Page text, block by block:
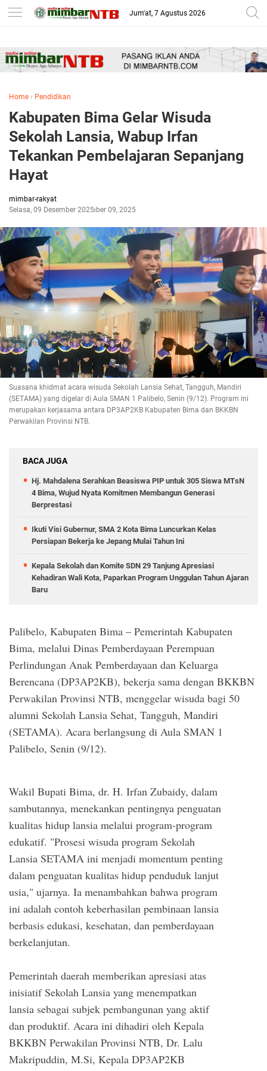
-->
Jum'at, 7 Agustus 2026
Home › Pendidikan
Kabupaten Bima Gelar Wisuda
Sekolah Lansia, Wabup Irfan
Tekankan Pembelajaran Sepanjang
Hayat
mimbar-rakyat
Selasa, 09 Desember 2025Desember 09, 2025
Suasana khidmat acara wisuda Sekolah Lansia Sehat, Tangguh, Mandiri
(SETAMA) yang digelar di Aula SMAN 1 Palibelo, Senin (9/12). Program ini
merupakan kerjasama antara DP3AP2KB Kabupaten Bima dan BKKBN
Perwakilan Provinsi NTB.
BACA JUGA
Hj. Mahdalena Serahkan Beasiswa PIP untuk 305 Siswa MTsN
4 Bima, Wujud Nyata Komitmen Membangun Generasi
Berprestasi
Ikuti Visi Gubernur, SMA 2 Kota Bima Luncurkan Kelas
Persiapan Bekerja ke Jepang Mulai Tahun Ini
Kepala Sekolah dan Komite SDN 29 Tanjung Apresiasi
Kehadiran Wali Kota, Paparkan Program Unggulan Tahun Ajaran
Baru
Palibelo, Kabupaten Bima – Pemerintah Kabupaten
Bima, melalui Dinas Pemberdayaan Perempuan
Perlindungan Anak Pemberdayaan dan Keluarga
Berencana (DP3AP2KB), bekerja sama dengan BKKBN
Perwakilan Provinsi NTB, menggelar wisuda bagi 50
alumni Sekolah Lansia Sehat, Tangguh, Mandiri
(SETAMA). Acara berlangsung di Aula SMAN 1
Palibelo, Senin (9/12).
Wakil Bupati Bima, dr. H. Irfan Zubaidy, dalam
sambutannya, menekankan pentingnya penguatan
kualitas hidup lansia melalui program-program
edukatif. "Prosesi wisuda program Sekolah
Lansia SETAMA ini menjadi momentum penting
dalam penguatan kualitas hidup penduduk lanjut
usia," ujarnya. Ia menambahkan bahwa program
ini adalah contoh keberhasilan pembinaan lansia
berbasis edukasi, kesehatan, dan pemberdayaan
berkelanjutan.
Pemerintah daerah memberikan apresiasi atas
inisiatif Sekolah Lansia yang menempatkan
lansia sebagai subjek pembangunan yang aktif
dan produktif. Acara ini dihadiri oleh Kepala
BKKBN Perwakilan Provinsi NTB, Dr. Lalu
Makripuddin, M.Si, Kepala DP3AP2KB